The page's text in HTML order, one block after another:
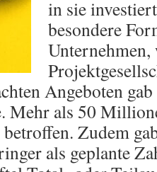
in sie
besondere
Angeboten
Mehr als 50
Zudem
als geplante